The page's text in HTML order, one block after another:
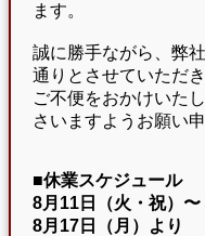
ます。
誠に勝手ながら、弊
通りとさせていただき
ご不便をおかけいた
さいますようお願い
■休業スケジュール
8月11日（火・祝）〜
8月17日（月）より